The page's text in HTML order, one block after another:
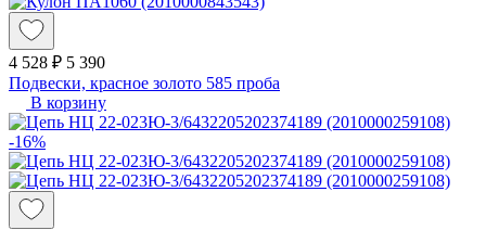
4 528 ₽ 5 390
Подвески, красное золото 585 проба
В корзину
-16%